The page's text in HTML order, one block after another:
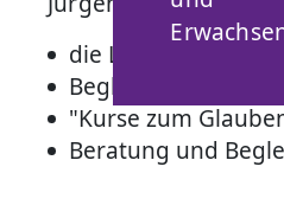
die Leitung der
Begleitung von
"Kurse zum
Beratung und